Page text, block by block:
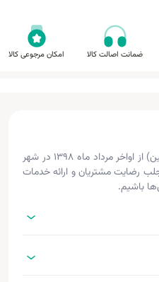
ضمانت اصالت کالا امکان مرجوعی کالا
داروخانه دکتر زرگری (داروخانه اکسین) از اواخر مرداد ماه ۱۳۹۸ در شهر
رضایت مشتریان و ارائه خدمات
باشیم.